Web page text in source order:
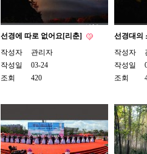
선경에 따로 없어요[리춘]
작성자
관리자
작성일
03-24
조회
420
선경대의
작성자
작성일
조회